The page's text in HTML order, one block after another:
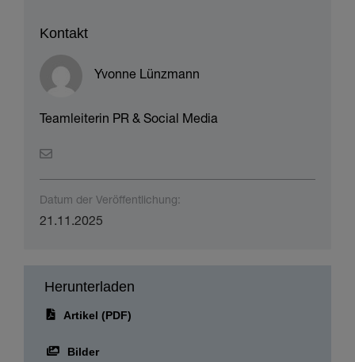
21.11.2025
Herunterladen
Bilder & PDF